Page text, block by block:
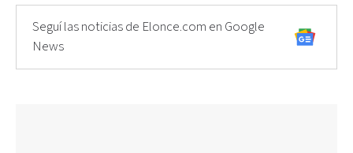
Seguí las noticias de Elonce.com en Google
News